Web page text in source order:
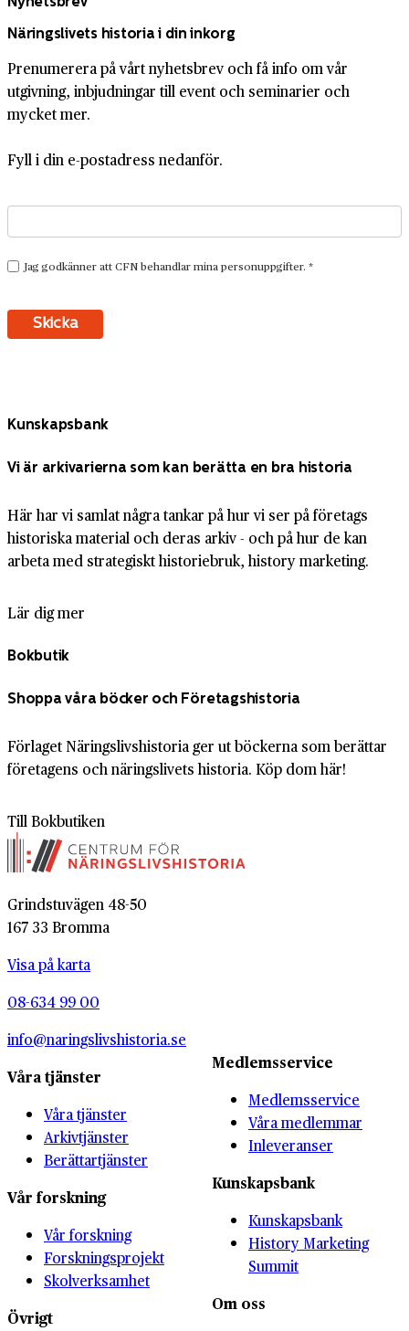
Näringslivets historia i din inkorg
Prenumerera på vårt nyhetsbrev och få info om vår
utgivning, inbjudningar till event och seminarier och
mycket mer.
Fyll i din e-postadress nedanför.
Kunskapsbank
Vi är arkivarierna som kan berätta en bra historia
Här har vi samlat några tankar på hur vi ser på företags
historiska material och deras arkiv - och på hur de kan
arbeta med strategiskt historiebruk, history marketing.
Lär dig mer
Bokbutik
Shoppa våra böcker och Företagshistoria
Förlaget Näringslivshistoria ger ut böckerna som berättar
företagens och näringslivets historia. Köp dom här!
Till Bokbutiken
Grindstuvägen 48-50
167 33 Bromma
Visa på karta
08-634 99 00
info@naringslivshistoria.se
Våra tjänster
Våra tjänster
Arkivtjänster
Berättartjänster
Vår forskning
Vår forskning
Forskningsprojekt
Skolverksamhet
Övrigt
Medlemsservice
Medlemsservice
Våra medlemmar
Inleveranser
Kunskapsbank
Kunskapsbank
History Marketing
Summit
Om oss